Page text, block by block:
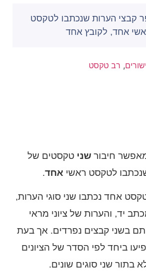
קבצי הערות שנכתבו לטקסט
אחד, לקובץ אחד
, רב טקסט
חיבור שני טקסטים של
לטקסט ראשי אחד.
אחד נכתבו שני סוגי הערות,
יד, והערות של ציוני מראי
בשני קבצים נפרדים. אך בעת
ביחד לפי הסדר של הציונים
בתור שני סוגים שונים.